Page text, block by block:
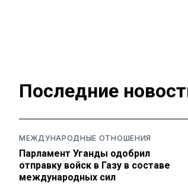
Последние
МЕЖДУНАРОДНЫЕ ОТНОШЕНИЯ
Парламент Уганды одобрил
отправку войск в Газу в составе
международных сил